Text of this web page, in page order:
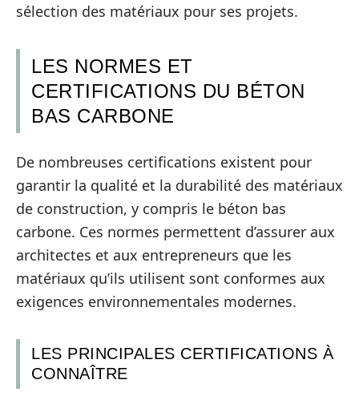
sélection des matériaux pour ses projets.
LES NORMES ET
CERTIFICATIONS DU BÉTON
BAS CARBONE
De nombreuses certifications existent pour
garantir la qualité et la durabilité des matériaux
de construction, y compris le béton bas
carbone. Ces normes permettent d’assurer aux
architectes et aux entrepreneurs que les
matériaux qu’ils utilisent sont conformes aux
exigences environnementales modernes.
LES PRINCIPALES CERTIFICATIONS À
CONNAÎTRE